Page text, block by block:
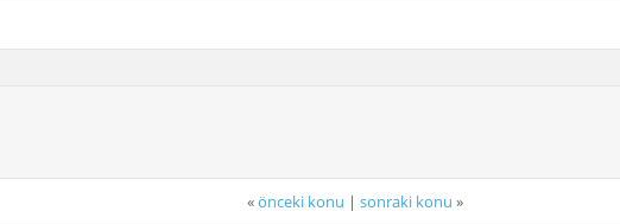
«önceki konu | sonraki konu »